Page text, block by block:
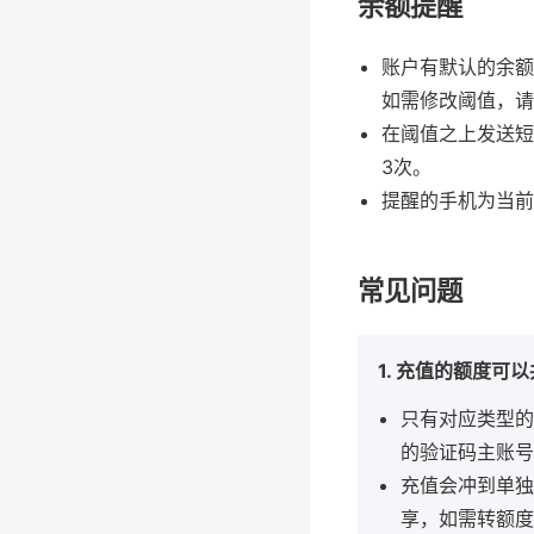
账户有默认的余
如需修改阈值，
在阈值之上发送
3次。
提醒的手机为当
常见问题
1. 充值的额度可
只有对应类型
的验证码主账
充值会冲到单
享，如需转额